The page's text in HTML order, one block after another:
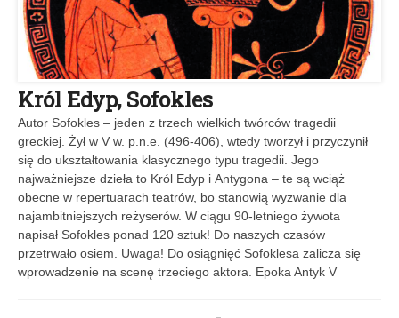
Król Edyp, Sofokles
Autor Sofokles – jeden z trzech wielkich twórców tragedii
greckiej. Żył w V w. p.n.e. (496-406), wtedy tworzył i przyczynił
się do ukształtowania klasycznego typu tragedii. Jego
najważniejsze dzieła to Król Edyp i Antygona – te są wciąż
obecne w repertuarach teatrów, bo stanowią wyzwanie dla
najambitniejszych reżyserów. W ciągu 90-letniego żywota
napisał Sofokles ponad 120 sztuk! Do naszych czasów
przetrwało osiem. Uwaga! Do osiągnięć Sofoklesa zalicza się
wprowadzenie na scenę trzeciego aktora. Epoka Antyk V